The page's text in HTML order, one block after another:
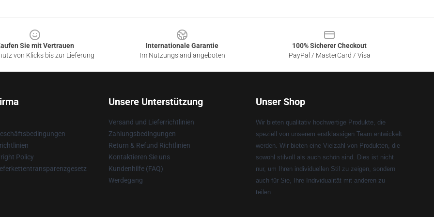
Sie mit Vertrauen
von Klicks bis zur Lieferung
Internationale Garantie
Im Nutzungsland angeboten
100% Sicherer Checkout
PayPal / MasterCard / Visa
Policy
Unsere Unterstützung
Versand und Lieferrichtlinien
Zahlungsbedingungen
Return & Refund Richtlinien
Kontaktieren Sie uns
Kundenhilfe (FAQ)
Werdegang
Unser Shop
Wir bieten qualitativ hochwertige Produkte, die
speziell von unserem erstklassigen Team entwickelt
werden. Wir bieten eine Vielzahl von Produkten, die
sowohl stilvoll als auch schön sind. Dies ist nicht
nur, um Ihren individuellen Stil zu zeigen, sondern
auch für Sie, Ihre Individualität mit anderen zu
teilen.